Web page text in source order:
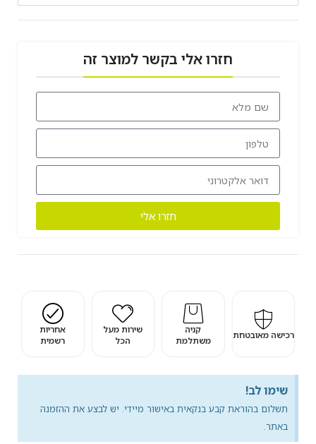
חזרו אלי בקשר למוצר זה
חזרו אלי
רכישה מאובטחת
קניה
משתלמת
שירות מעל
הכל
אחריות
רשמית
שימו לב!
תשלום בהוראת קבע בנקאית באישור מיידי. יש לבצע את ההזמנה
באתר.